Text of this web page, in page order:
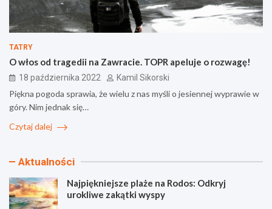
TATRY
O włos od tragedii na Zawracie. TOPR apeluje o rozwagę!
18 października 2022 Kamil Sikorski
Piękna pogoda sprawia, że wielu z nas myśli o jesiennej wyprawie w
góry. Nim jednak się…
Czytaj dalej
Aktualności
Najpiękniejsze plaże na Rodos: Odkryj
urokliwe zakątki wyspy